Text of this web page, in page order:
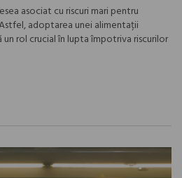
asociat cu riscuri mari pentru
adoptarea unei alimentații
rol crucial în lupta împotriva riscurilor